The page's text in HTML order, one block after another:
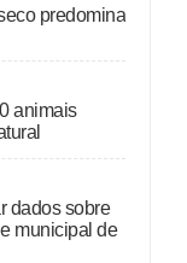
predomina
animais
dados sobre
municipal de